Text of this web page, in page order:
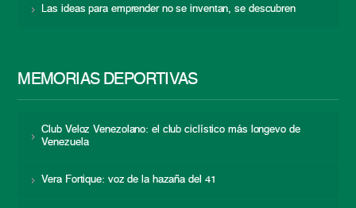
Las ideas para emprender no se inventan, se descubren
MEMORIAS DEPORTIVAS
Club Veloz Venezolano: el club ciclístico más longevo de
Venezuela
Vera Fortique: voz de la hazaña del 41